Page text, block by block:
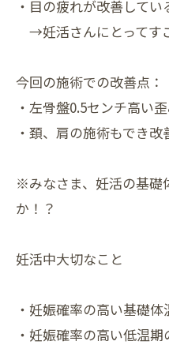
・目の疲れが改善してい
→妊活さんにとってす
今回の施術での改善点：
・左骨盤0.5センチ高い
・頚、肩の施術もでき改
※みなさま、妊活の基礎
か！？
妊活中大切なこと
・妊娠確率の高い基礎
・妊娠確率の高い低温